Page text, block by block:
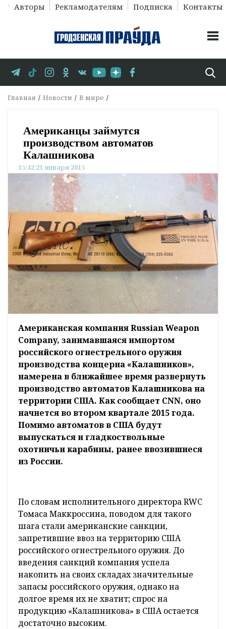
Авторы Рекламодателям Подписка Контакты
Главная Новости В мире
Американцы займутся
производством автоматов
Калашникова
15:42 21 января 2015
Американская компания Russian Weapon
Company, занимавшаяся импортом
российского огнестрельного оружия
производства концерна «Калашников»,
намерена в ближайшее время развернуть
производство автоматов Калашникова на
территории США. Как сообщает CNN, оно
начнется во втором квартале 2015 года.
Помимо автоматов в США будут
выпускаться и гладкоствольные
охотничьи карабины, ранее ввозившиеся
из России.
По словам исполнительного директора RWC
Томаса Маккроссина, поводом для такого
шага стали американские санкции,
запретившие ввоз на территорию США
российского огнестрельного оружия. До
введения санкций компания успела
накопить на своих складах значительные
запасы российского оружия, однако на
долгое время их не хватит; спрос на
продукцию «Калашникова» в США остается
достаточно высоким.